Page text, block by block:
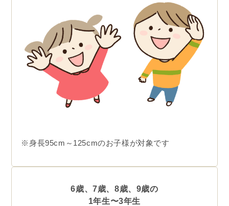
※身長95cm～125cmのお子様が対象です
6歳、7歳、8歳、9歳の
1年生〜3年生